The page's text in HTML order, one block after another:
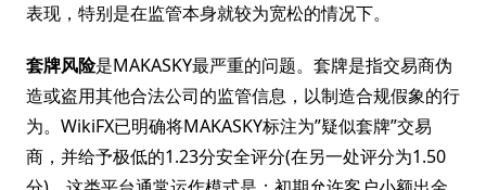
表现，特别是在监管本身就较为宽松的情况下。
套牌风险是MAKASKY最严重的问题。套牌是指交易商伪
造或盗用其他合法公司的监管信息，以制造合规假象的行
为。WikiFX已明确将MAKASKY标注为”疑似套牌”交易
商，并给予极低的1.23分安全评分(在另一处评分为1.50